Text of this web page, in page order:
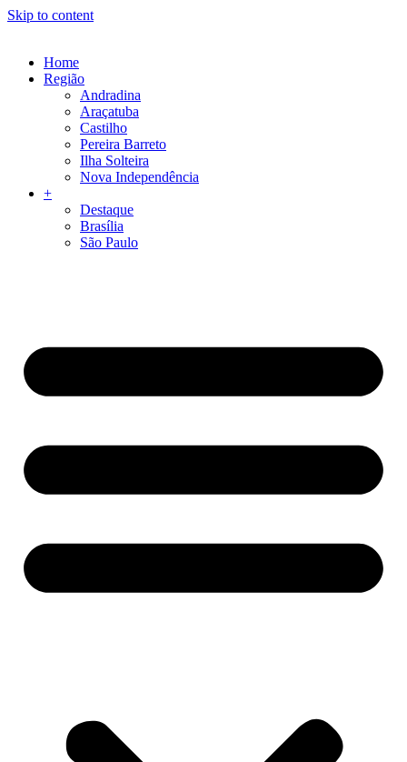
Skip to content
Home
Região
Andradina
Araçatuba
Castilho
Pereira Barreto
Ilha Solteira
Nova Independência
+
Destaque
Brasília
São Paulo